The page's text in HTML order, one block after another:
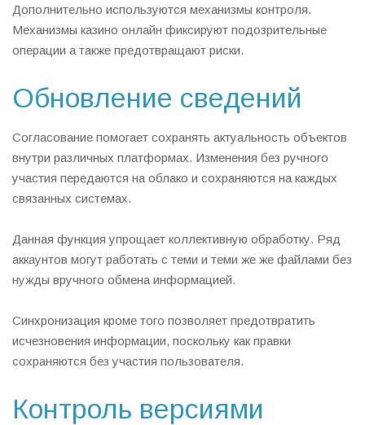
Дополнительно используются механизмы контроля.
Механизмы казино онлайн фиксируют подозрительные
операции а также предотвращают риски.
Обновление сведений
Согласование помогает сохранять актуальность объектов
внутри различных платформах. Изменения без ручного
участия передаются на облако и сохраняются на каждых
связанных системах.
Данная функция упрощает коллективную обработку. Ряд
аккаунтов могут работать с теми и теми же же файлами без
нужды вручного обмена информацией.
Синхронизация кроме того позволяет предотвратить
исчезновения информации, поскольку как правки
сохраняются без участия пользователя.
Контроль версиями